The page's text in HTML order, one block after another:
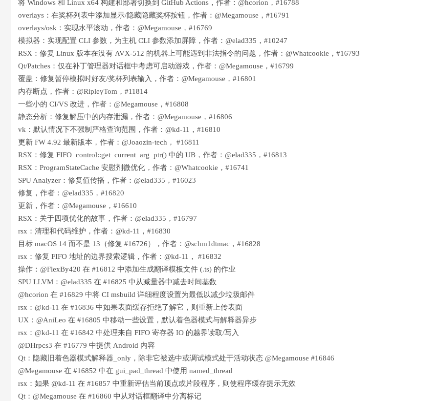
将 Windows 和 Linux x64 构建和部署切换到 GitHub Actions，作者：@hcorion，#16788
overlays：在奖杯列表中添加显示/隐藏隐藏奖杯按钮，作者：@Megamouse，#16791
overlays/osk：实现水平滚动，作者：@Megamouse，#16769
模拟器：实现配置 CLI 参数，为主机 CLI 参数添加屏障，作者：@elad335，#10247
RSX：修复 Linux 版本在没有 AVX-512 的机器上可能遇到非法指令的问题，作者：@Whatcookie，#16793
Qt/Patches：仅在补丁管理器对话框中考虑可启动游戏，作者：@Megamouse，#16799
覆盖：修复暂停模拟时好友/奖杯列表输入，作者：@Megamouse，#16801
内存断点，作者：@RipleyTom，#11814
一些小的 CI/VS 改进，作者：@Megamouse，#16808
静态分析：修复解压中的内存泄漏，作者：@Megamouse，#16806
vk：默认情况下不强制严格查询范围，作者：@kd-11，#16810
更新 FW 4.92 最新版本，作者：@Joaozin-tech， #16811
RSX：修复 FIFO_control::get_current_arg_ptr() 中的 UB，作者：@elad335，#16813
RSX：ProgramStateCache 安慰剂微优化，作者：@Whatcookie，#16741
SPU Analyzer：修复值传播，作者：@elad335，#16023
修复，作者：@elad335，#16820
更新，作者：@Megamouse，#16610
RSX：关于四项优化的故事，作者：@elad335，#16797
rsx：清理和代码维护，作者：@kd-11，#16830
目标 macOS 14 而不是 13（修复 #16726），作者：@schm1dtmac，#16828
rsx：修复 FIFO 地址的边界搜索逻辑，作者：@kd-11， #16832
操作：@FlexBy420 在 #16812 中添加生成翻译模板文件 (.ts) 的作业
SPU LLVM：@elad335 在 #16825 中从减量器中减去时间基数
@hcorion 在 #16829 中将 CI msbuild 详细程度设置为最低以减少垃圾邮件
rsx：@kd-11 在 #16836 中如果表面缓存拒绝了解它，则重新上传表面
UX：@AniLeo 在 #16805 中移动一些设置，默认着色器模式与解释器异步
rsx：@kd-11 在 #16842 中处理来自 FIFO 寄存器 IO 的越界读取/写入
@DHrpcs3 在 #16779 中提供 Android 内容
Qt：隐藏旧着色器模式解释器_only，除非它被选中或调试模式处于活动状态 @Megamouse #16846
@Megamouse 在 #16852 中在 gui_pad_thread 中使用 named_thread
rsx：如果 @kd-11 在 #16857 中重新评估当前顶点或片段程序，则使程序缓存提示无效
Qt：@Megamouse 在 #16860 中从对话框翻译中分离标记